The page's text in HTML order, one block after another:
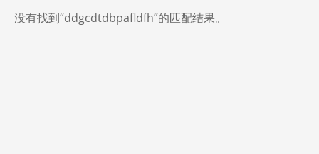
没有找到“ddgcdtdbpafldfh”的匹配结果。